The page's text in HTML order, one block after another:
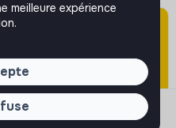
été publiée il y a
2026) et est sans
à jour.
meilleure expérience